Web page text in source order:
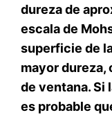
dureza de
escala de
superficie de
mayor dureza,
de ventana. Si
es probable